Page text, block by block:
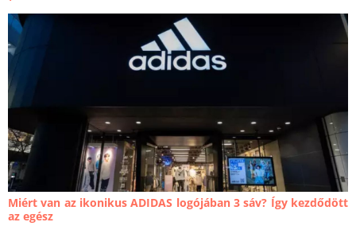
Miért van az ikonikus ADIDAS logójában 3 sáv? Így kezdődött
az egész